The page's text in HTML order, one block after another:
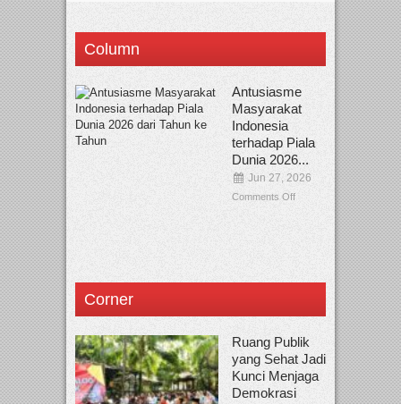
Column
Antusiasme
Masyarakat
Indonesia
terhadap Piala
Dunia 2026...
Jun 27, 2026
Comments Off
Corner
Ruang Publik
yang Sehat Jadi
Kunci Menjaga
Demokrasi